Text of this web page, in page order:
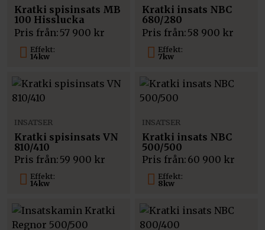
Effekt:
14kw
Kratki spisinsats MB
100 Hisslucka
Pris från: 57 900 kr
Effekt:
7kw
Kratki insats NBC
680/280
Pris från: 58 900 kr
Effekt:
14kw
INSATSER
Kratki spisinsats VN
810/410
Pris från: 59 900 kr
Effekt:
8kw
INSATSER
Kratki insats NBC
500/500
Pris från: 60 900 kr